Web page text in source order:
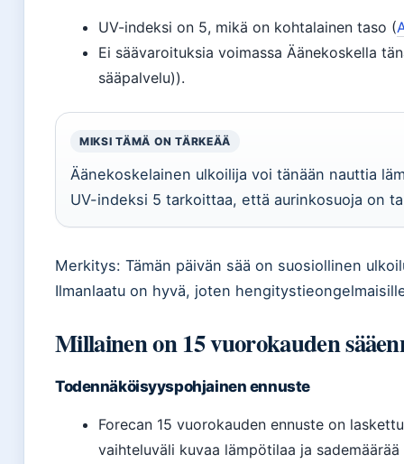
UV-indeksi on 5, mikä on kohtalainen taso (
Ei säävaroituksia voimassa Äänekoskella
sääpalvelu)).
MIKSI TÄMÄ ON TÄRKEÄÄ
Äänekoskelainen ulkoilija voi tänään nauttia
UV-indeksi 5 tarkoittaa, että aurinkosuoja on
Merkitys: Tämän päivän sää on suosiollinen
Ilmanlaatu on hyvä, joten
Millainen on 15 vuorokauden
Todennäköisyyspohjainen ennuste
Forecan 15 vuorokauden ennuste on
vaihteluväli kuvaa lämpötilaa ja